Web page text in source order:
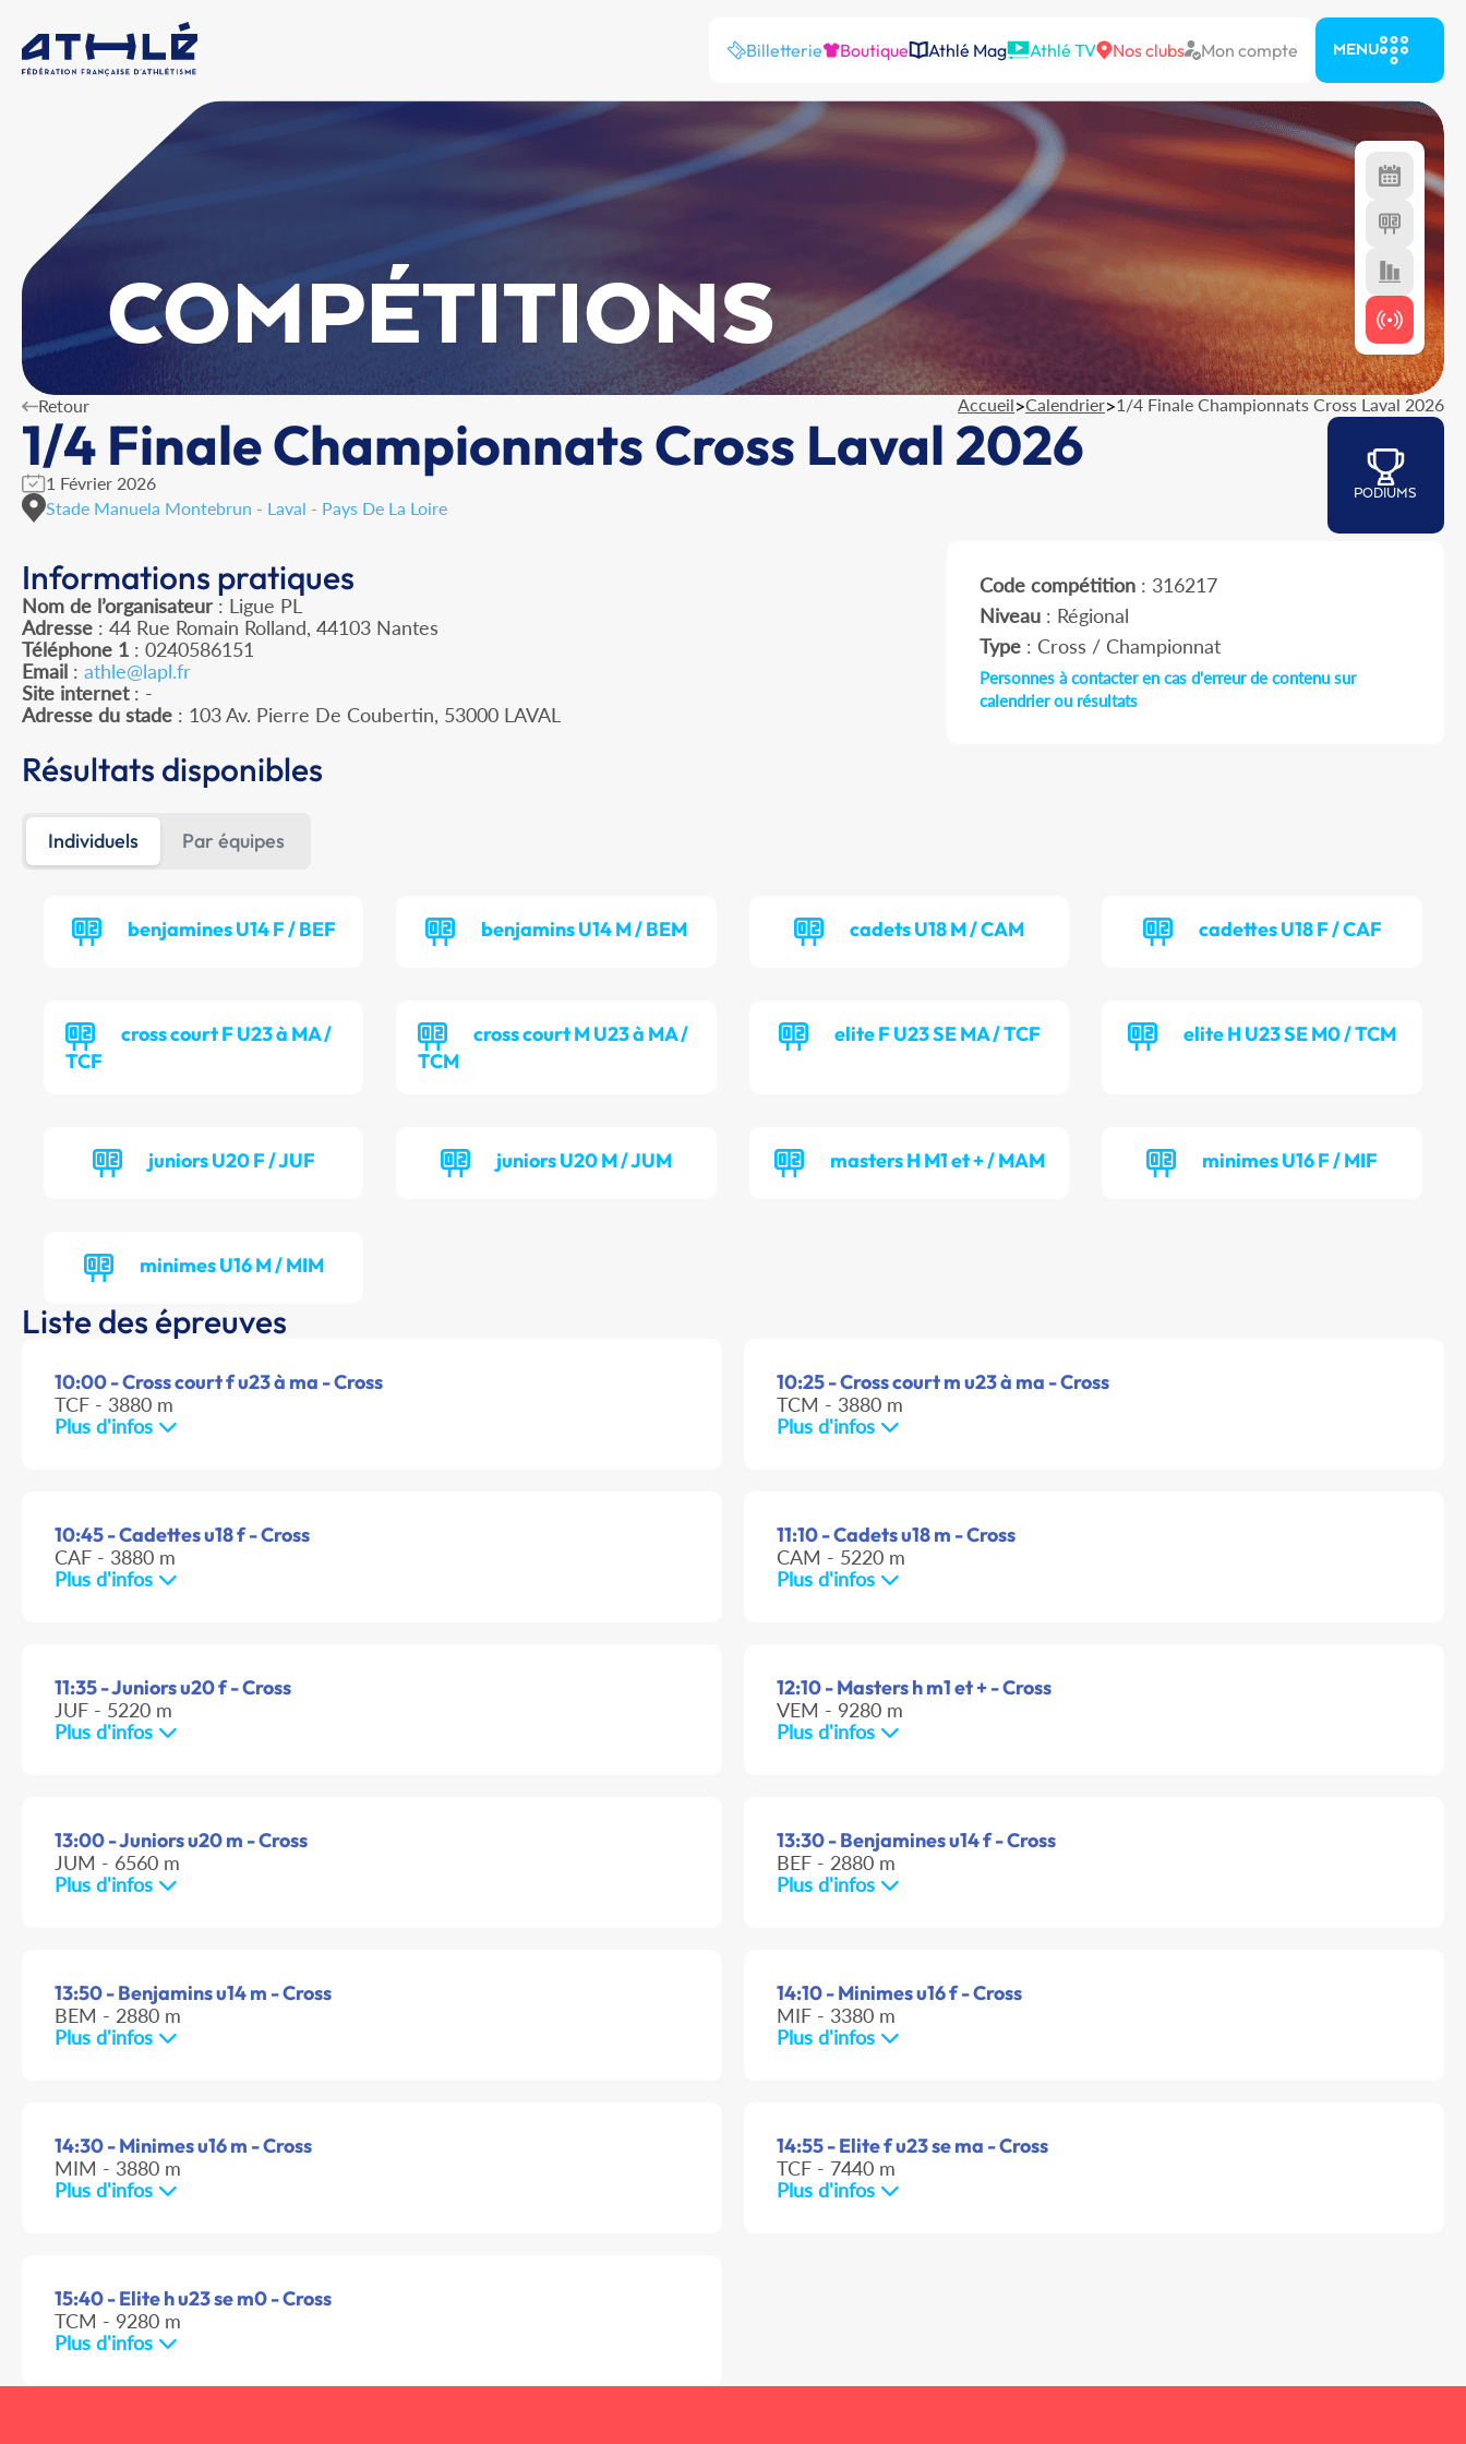
Billetterie Boutique Athlé Mag Athlé TV Nos clubs Mon compte MENU
COMPÉTITIONS
Retour Accueil>Calendrier>1/4 Finale Championnats Cross Laval 2026
1/4 Finale Championnats Cross Laval 2026
1 Février 2026
Stade Manuela Montebrun - Laval - Pays De La Loire
PODIUMS
Informations pratiques
Nom de l’organisateur : Ligue PL
Adresse : 44 Rue Romain Rolland, 44103 Nantes
Téléphone 1 : 0240586151
Email : athle@lapl.fr
Site internet: -
Adresse du stade : 103 Av. Pierre De Coubertin, 53000 LAVAL
Code compétition: 316217
Niveau: Régional
Type: Cross / Championnat
Personnes à contacter en cas d'erreur de contenu sur
calendrier ou résultats
Résultats disponibles
Individuels Par équipes
benjamines U14 F / BEF benjamins U14 M / BEM cadets U18 M / CAM cadettes U18 F / CAF
cross court F U23 à MA /
TCF
cross court M U23 à MA /
TCM
elite F U23 SE MA / TCF elite H U23 SE M0 / TCM
juniors U20 F / JUF juniors U20 M / JUM masters H M1 et + / MAM minimes U16 F / MIF
minimes U16 M / MIM
Liste des épreuves
10:00 - Cross court f u23 à ma - Cross
TCF - 3880 m
Plus d'infos
10:25 - Cross court m u23 à ma - Cross
TCM - 3880 m
Plus d'infos
10:45 - Cadettes u18 f - Cross
CAF - 3880 m
Plus d'infos
11:10 - Cadets u18 m - Cross
CAM - 5220 m
Plus d'infos
11:35 - Juniors u20 f - Cross
JUF - 5220 m
Plus d'infos
12:10 - Masters h m1 et + - Cross
VEM - 9280 m
Plus d'infos
13:00 - Juniors u20 m - Cross
JUM - 6560 m
Plus d'infos
13:30 - Benjamines u14 f - Cross
BEF - 2880 m
Plus d'infos
13:50 - Benjamins u14 m - Cross
BEM - 2880 m
Plus d'infos
14:10 - Minimes u16 f - Cross
MIF - 3380 m
Plus d'infos
14:30 - Minimes u16 m - Cross
MIM - 3880 m
Plus d'infos
14:55 - Elite f u23 se ma - Cross
TCF - 7440 m
Plus d'infos
15:40 - Elite h u23 se m0 - Cross
TCM - 9280 m
Plus d'infos